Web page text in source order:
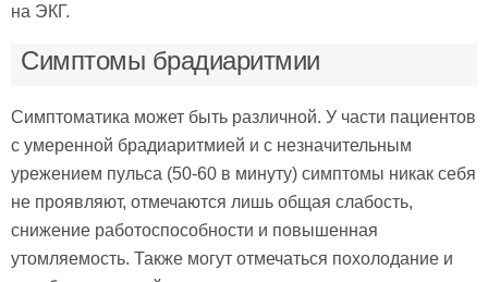
на ЭКГ.
Симптомы брадиаритмии
Симптоматика может быть различной. У части пациентов
с умеренной брадиаритмией и с незначительным
урежением пульса (50-60 в минуту) симптомы никак себя
не проявляют, отмечаются лишь общая слабость,
снижение работоспособности и повышенная
утомляемость. Также могут отмечаться похолодание и